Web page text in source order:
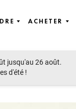
ACHETER
jusqu'au 26 août.
d'été !